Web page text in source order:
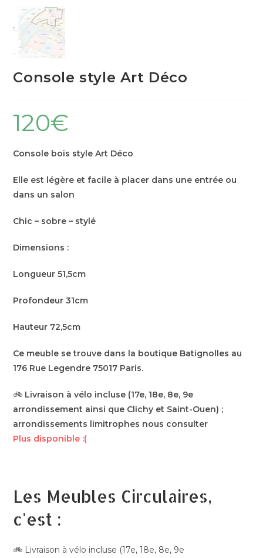
Console style Art Déco
120€
Console bois style Art Déco
Elle est légère et facile à placer dans une entrée ou
dans un salon
Chic – sobre – stylé
Dimensions :
Longueur 51,5cm
Profondeur 31cm
Hauteur 72,5cm
Ce meuble se trouve dans la boutique Batignolles au
176 Rue Legendre 75017 Paris.
🚲 Livraison à vélo incluse (17e, 18e, 8e, 9e
arrondissement ainsi que Clichy et Saint-Ouen) ;
arrondissements limitrophes nous consulter
Plus disponible :(
Les Meubles Circulaires,
c'est :
🚲 Livraison à vélo incluse (17e, 18e, 8e, 9e